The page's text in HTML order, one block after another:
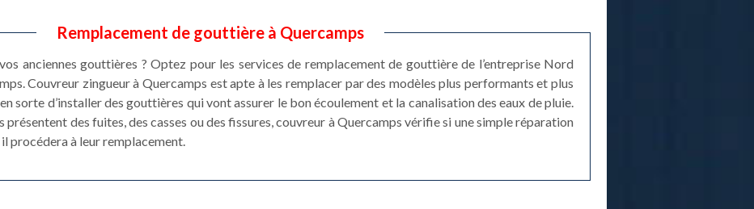
Remplacement de gouttière à Quercamps
anciennes gouttières ? Optez pour les services de remplacement de gouttière de l’entreprise Nord
Couvreur zingueur à Quercamps est apte à les remplacer par des modèles plus performants et plus
sorte d’installer des gouttières qui vont assurer le bon écoulement et la canalisation des eaux de pluie.
présentent des fuites, des casses ou des fissures, couvreur à Quercamps vérifie si une simple réparation
procédera à leur remplacement.